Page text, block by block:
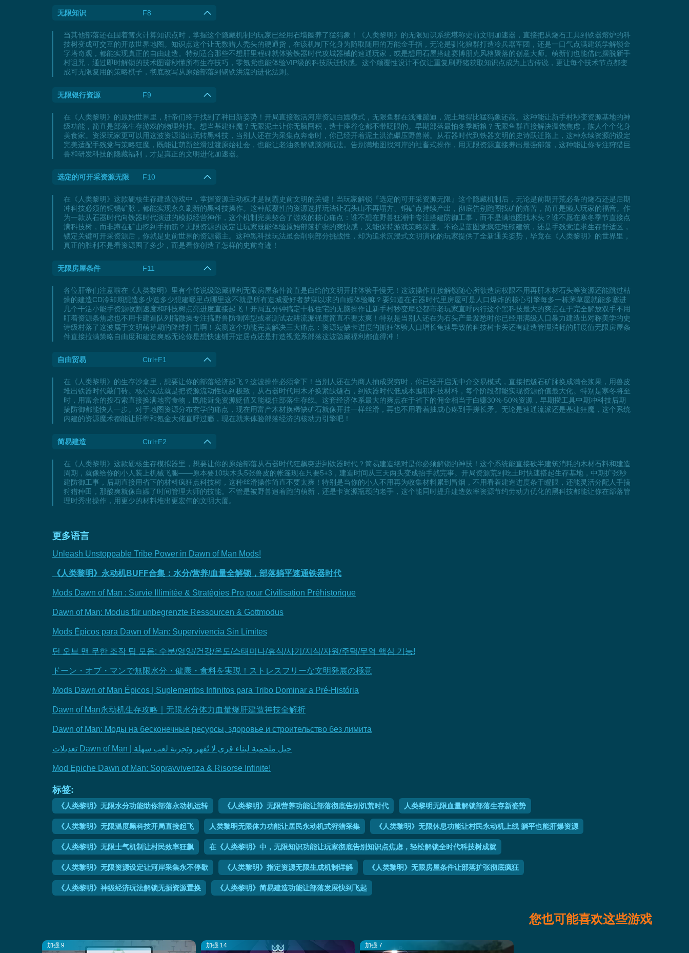
无限知识 F8
当其他部落还在围着篝火计算知识点时，掌握这个隐藏机制的玩家已经用石墙圈养了猛犸象！《人类黎明》的无限知识系统堪称史前文明加速器，直接把从燧石工具到铁器熔炉的科
技树变成可交互的开放世界地图。知识点这个让无数猎人秃头的硬通货，在该机制下化身为随取随用的万能金手指，无论是驯化狼群打造冷兵器军团，还是一口气点满建筑学解锁金
字塔奇观，都能实现真正的自由建造。特别适合那些不想肝里程碑就体验铁器时代攻城器械的速通玩家，或是想用石屋搭建赛博朋克风格聚落的创意大师。萌新们也能借此摆脱新手
村诅咒，通过即时解锁的技术图谱秒懂所有生存技巧，零氪党也能体验VIP级的科技跃迁快感。这个颠覆性设计不仅让重复刷野猪获取知识点成为上古传说，更让每个技术节点都变
成可无限复用的策略棋子，彻底改写从原始部落到钢铁洪流的进化法则。
无限银行资源 F9
在《人类黎明》的原始世界里，肝帝们终于找到了种田新姿势！开局直接激活河岸资源白嫖模式，无限鱼群在浅滩蹦迪，泥土堆得比猛犸象还高。这种能让新手村秒变资源基地的神
级功能，简直是部落生存游戏的物理外挂。想当基建狂魔？无限泥土让你无脑囤积，造十座谷仓都不带眨眼的。早期部落最怕冬季断粮？无限鱼群直接解决温饱焦虑，族人个个化身
美食家。资深玩家更可以用这波资源溢出玩转黑科技，当别人还在为采集点奔命时，你已经开着泥土洪流碾压野兽潮。从石器时代到铁器文明的史诗跃迁路上，这种永续资源的设定
完美适配手残党与策略狂魔，既能让萌新丝滑过渡原始社会，也能让老油条解锁脑洞玩法。告别满地图找河岸的社畜式操作，用无限资源直接养出最强部落，这种能让你专注狩猎巨
兽和研发科技的隐藏福利，才是真正的文明进化加速器。
选定的可开采资源无限 F10
在《人类黎明》这款硬核生存建造游戏中，掌握资源主动权才是制霸史前文明的关键！当玩家解锁『选定的可开采资源无限』这个隐藏机制后，无论是前期开荒必备的燧石还是后期
冲科技必须的铜锡矿脉，都能实现永久刷新的黑科技操作。这种颠覆性的资源选择玩法让石头山不再塌方、铜矿点持续产出，彻底告别跑图找矿的痛苦，简直是懒人玩家的福音。作
为一款从石器时代向铁器时代演进的模拟经营神作，这个机制完美契合了游戏的核心痛点：谁不想在野兽狂潮中专注搭建防御工事，而不是满地图找木头？谁不愿在寒冬季节直接点
满科技树，而非蹲在矿山挖到手抽筋？无限资源的设定让玩家既能体验原始部落扩张的爽快感，又能保持游戏策略深度。不论是蓝图党疯狂堆砌建筑，还是手残党追求生存舒适区，
锁定关键可开采资源后，你就是史前世界的资源霸主。这种黑科技玩法虽会削弱部分挑战性，却为追求沉浸式文明演化的玩家提供了全新通关姿势，毕竟在《人类黎明》的世界里，
真正的胜利不是看资源囤了多少，而是看你创造了怎样的史前奇迹！
无限房屋条件 F11
各位肝帝们注意啦在《人类黎明》里有个传说级隐藏福利无限房屋条件简直是白给的文明开挂体验手慢无！这波操作直接解锁随心所欲造房权限不用再肝木材石头等资源还能跳过枯
燥的建造CD冷却期想造多少造多少想建哪里点哪里这不就是所有造城爱好者梦寐以求的白嫖体验嘛？要知道在石器时代里房屋可是人口爆炸的核心引擎每多一栋茅草屋就能多塞进
几个干活小能手资源收割速度和科技树点亮进度直接起飞！开局五分钟搞定十栋住宅的无脑操作让新手村秒变摩登都市老玩家直呼内行这个黑科技最大的爽点在于完全解放双手不用
盯着资源条焦虑也不用卡建造队列搞微操专注搞野兽防御阵型或者测试农耕流派强度简直不要太爽！特别是当别人还在为石头产量发愁时你已经用满级人口暴力建造出对称美学的史
诗级村落了这波属于文明萌芽期的降维打击啊！实测这个功能完美解决三大痛点：资源短缺卡进度的抓狂体验人口增长龟速导致的科技树卡关还有建造管理消耗的肝度值无限房屋条
件直接拉满策略自由度和建造爽感无论你是想快速铺开定居点还是打造视觉系部落这波隐藏福利都值得冲！
自由贸易 Ctrl+F1
在《人类黎明》的生存沙盒里，想要让你的部落经济起飞？这波操作必须拿下！当别人还在为商人抽成哭穷时，你已经开启无中介交易模式，直接把燧石矿脉换成满仓浆果，用兽皮
堆出铁器时代敲门砖。核心玩法就是把资源流动性玩到极致，从石器时代用木矛换紧缺燧石，到铁器时代低成本囤积科技材料，每个阶段都能实现资源价值最大化。特别是寒冬将至
时，用富余的投石索直接换满地窖食物，既能避免资源贬值又能稳住部落生存线。这套经济体系最大的爽点在于省下的佣金相当于白赚30%-50%资源，早期攒工具中期冲科技后期
搞防御都能快人一步。对于地图资源分布玄学的痛点，现在用富产木材换稀缺矿石就像开挂一样丝滑，再也不用看着抽成心疼到手搓长矛。无论是速通流派还是基建狂魔，这个系统
内建的资源魔术都能让肝帝和氪金大佬直呼过瘾，现在就来体验部落经济的核动力引擎吧！
简易建造 Ctrl+F2
在《人类黎明》这款硬核生存模拟器里，想要让你的原始部落从石器时代狂飙突进到铁器时代？简易建造绝对是你必须解锁的神技！这个系统能直接砍半建筑消耗的木材石料和建造
周期，就像给你的小人装上机械飞腿——原本要10块木头5张兽皮的帐篷现在只要5+3，建造时间从三天两头变成抬手就完事。开局资源荒到吃土时快速搭起生存基地，中期扩张秒
建防御工事，后期直接用省下的材料疯狂点科技树，这种丝滑操作简直不要太爽！特别是当你的小人不用再为收集材料累到冒烟，不用看着建造进度条干瞪眼，还能灵活分配人手搞
狩猎种田，那酸爽就像白嫖了时间管理大师的技能。不管是被野兽追着跑的萌新，还是卡资源瓶颈的老手，这个能同时提升建造效率资源节约劳动力优化的黑科技都能让你在部落管
理时秀出操作，用更少的材料堆出更宏伟的文明大厦。
更多语言
Unleash Unstoppable Tribe Power in Dawn of Man Mods!
《人类黎明》永动机BUFF合集：水分/营养/血量全解锁，部落躺平速通铁器时代
Mods Dawn of Man : Survie Illimitée & Stratégies Pro pour Civilisation Préhistorique
Dawn of Man: Modus für unbegrenzte Ressourcen & Gottmodus
Mods Épicos para Dawn of Man: Supervivencia Sin Límites
던 오브 맨 무한 조작 팁 모음: 수분/영양/건강/온도/스태미나/휴식/사기/지식/자원/주택/무역 핵심 기능!
ドーン・オブ・マンで無限水分・健康・食料を実現！ストレスフリーな文明発展の極意
Mods Dawn of Man Épicos | Suplementos Infinitos para Tribo Dominar a Pré-História
Dawn of Man永动机生存攻略｜无限水分体力血量爆肝建造神技全解析
Dawn of Man: Моды на бесконечные ресурсы, здоровье и строительство без лимита
تعديلات Dawn of Man | حيل ملحمية لبناء قرى لا تُقهر وتجربة لعب سهلة
Mod Epiche Dawn of Man: Sopravvivenza & Risorse Infinite!
标签:
《人类黎明》无限水分功能助你部落永动机运转 《人类黎明》无限营养功能让部落彻底告别饥荒时代 人类黎明无限血量解锁部落生存新姿势
《人类黎明》无限温度黑科技开局直接起飞 人类黎明无限体力功能让居民永动机式狩猎采集 《人类黎明》无限休息功能让村民永动机上线 躺平也能肝爆资源
《人类黎明》无限士气机制让村民效率狂飙 在《人类黎明》中，无限知识功能让玩家彻底告别知识点焦虑，轻松解锁全时代科技树成就
《人类黎明》无限资源设定让河岸采集永不停歇 《人类黎明》指定资源无限生成机制详解 《人类黎明》无限房屋条件让部落扩张彻底疯狂
《人类黎明》神级经济玩法解锁无损资源置换 《人类黎明》简易建造功能让部落发展快到飞起
您也可能喜欢这些游戏
加强 9 加强 14 加强 7